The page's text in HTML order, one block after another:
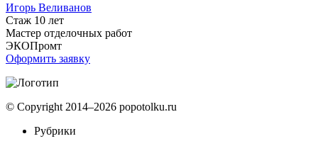
Игорь Веливанов
Стаж 10 лет
Мастер отделочных работ
ЭКОПромт
Оформить заявку
© Copyright 2014–2026 popotolku.ru
Рубрики